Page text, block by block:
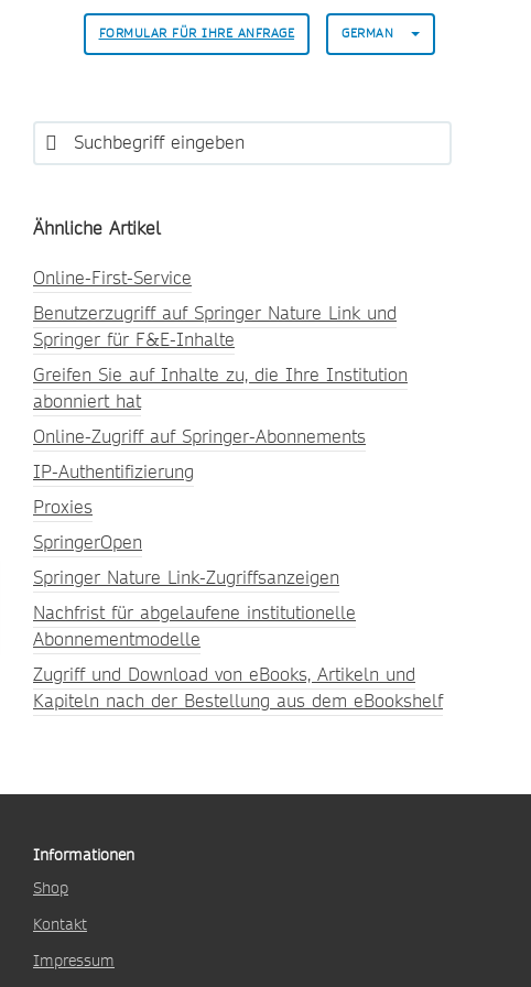
FORMULAR FÜR IHRE ANFRAGE GERMAN
Ähnliche Artikel
Online-First-Service
Benutzerzugriff auf Springer Nature Link und
Springer für F&E-Inhalte
Greifen Sie auf Inhalte zu, die Ihre Institution
abonniert hat
Online-Zugriff auf Springer-Abonnements
IP-Authentifizierung
Proxies
SpringerOpen
Springer Nature Link-Zugriffsanzeigen
Nachfrist für abgelaufene institutionelle
Abonnementmodelle
Zugriff und Download von eBooks, Artikeln und
Kapiteln nach der Bestellung aus dem eBookshelf
Informationen
Shop
Kontakt
Impressum